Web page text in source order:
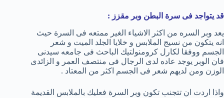
قد يتواجد فى سرة البطن وبر مقزز :
يعد وبر السره من اكثر الاشياء الغير ممتعه فى السرة حيث
انه يتكون من نسيج الملابس و خلايا الجلد الميت و شعر
الجسم ووفقا لكارل كرومنولتيك الباحث فى جامعه سيدنى
فان الوبر يوجد عاده لدى الرجال فى منتصف العمر و الزائدى
الوزن ومن لديهم شعر فى الجسم اكثر من المعتاد .
واذا اردت ان تتجنب تكون وبر السرة فعليك بالملابس القديمة